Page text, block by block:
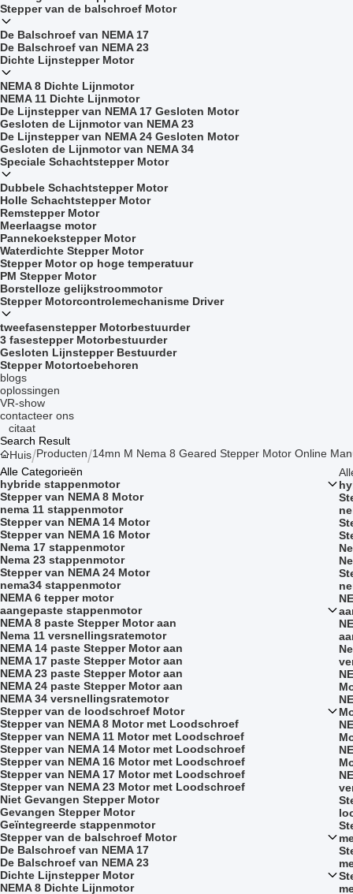
Stepper van de balschroef Motor
De Balschroef van NEMA 17
De Balschroef van NEMA 23
Dichte Lijnstepper Motor
NEMA 8 Dichte Lijnmotor
NEMA 11 Dichte Lijnmotor
De Lijnstepper van NEMA 17 Gesloten Motor
Gesloten de Lijnmotor van NEMA 23
De Lijnstepper van NEMA 24 Gesloten Motor
Gesloten de Lijnmotor van NEMA 34
Speciale Schachtstepper Motor
Dubbele Schachtstepper Motor
Holle Schachtstepper Motor
Remstepper Motor
Meerlaagse motor
Pannekoekstepper Motor
Waterdichte Stepper Motor
Stepper Motor op hoge temperatuur
PM Stepper Motor
Borstelloze gelijkstroommotor
Stepper Motorcontrolemechanisme Driver
tweefasenstepper Motorbestuurder
3 fasestepper Motorbestuurder
Gesloten Lijnstepper Bestuurder
Stepper Motortoebehoren
blogs
oplossingen
VR-show
contacteer ons
citaat
Search Result
Huis Producten 14mn M Nema 8 Geared Stepper Motor Online
Alle Categorieën
hybride stappenmotor
Stepper van NEMA 8 Motor
nema 11 stappenmotor
Stepper van NEMA 14 Motor
Stepper van NEMA 16 Motor
Nema 17 stappenmotor
Nema 23 stappenmotor
Stepper van NEMA 24 Motor
nema34 stappenmotor
NEMA 6 tepper motor
aangepaste stappenmotor
NEMA 8 paste Stepper Motor aan
Nema 11 versnellingsratemotor
NEMA 14 paste Stepper Motor aan
NEMA 17 paste Stepper Motor aan
NEMA 23 paste Stepper Motor aan
NEMA 24 paste Stepper Motor aan
NEMA 34 versnellingsratemotor
Stepper van de loodschroef Motor
Stepper van NEMA 8 Motor met Loodschroef
Stepper van NEMA 11 Motor met Loodschroef
Stepper van NEMA 14 Motor met Loodschroef
Stepper van NEMA 16 Motor met Loodschroef
Stepper van NEMA 17 Motor met Loodschroef
Stepper van NEMA 23 Motor met Loodschroef
Niet Gevangen Stepper Motor
Gevangen Stepper Motor
Geïntegreerde stappenmotor
Stepper van de balschroef Motor
De Balschroef van NEMA 17
De Balschroef van NEMA 23
Dichte Lijnstepper Motor
NEMA 8 Dichte Lijnmotor